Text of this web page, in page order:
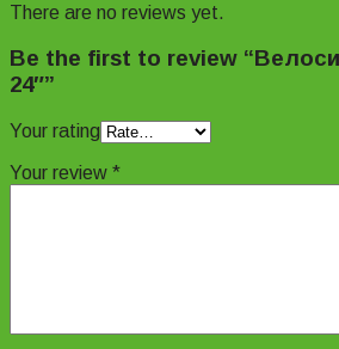
There are no reviews yet.
Be the first to review
24″”
Your rating
Your review *